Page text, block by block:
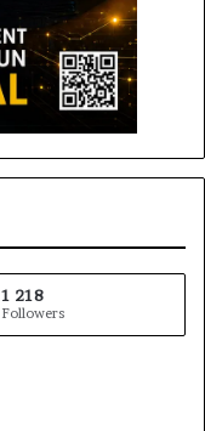
1 218
Followers